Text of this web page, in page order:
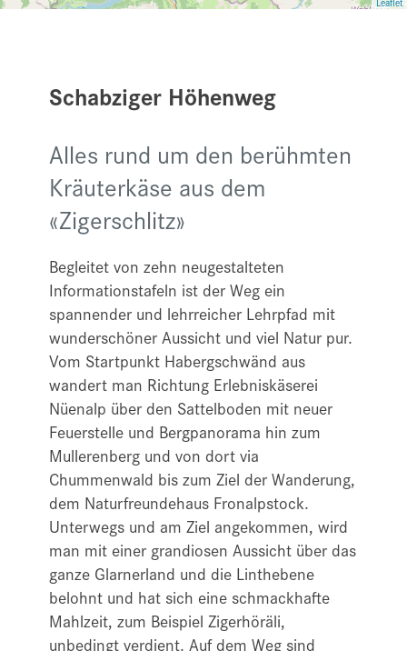
Schabziger Höhenweg
Alles rund um den berühmten
Kräuterkäse aus dem
«Zigerschlitz»
Begleitet von zehn neugestalteten
Informationstafeln ist der Weg ein
spannender und lehrreicher Lehrpfad mit
wunderschöner Aussicht und viel Natur pur.
Vom Startpunkt Habergschwänd aus
wandert man Richtung Erlebniskäserei
Nüenalp über den Sattelboden mit neuer
Feuerstelle und Bergpanorama hin zum
Mullerenberg und von dort via
Chummenwald bis zum Ziel der Wanderung,
dem Naturfreundehaus Fronalpstock.
Unterwegs und am Ziel angekommen, wird
man mit einer grandiosen Aussicht über das
ganze Glarnerland und die Linthebene
belohnt und hat sich eine schmackhafte
Mahlzeit, zum Beispiel Zigerhöräli,
unbedingt verdient. Auf dem Weg sind